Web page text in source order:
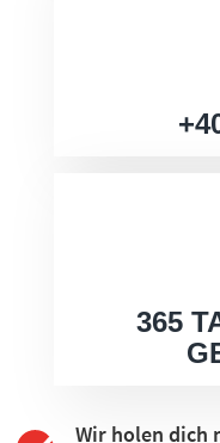
365
Wir holen dich